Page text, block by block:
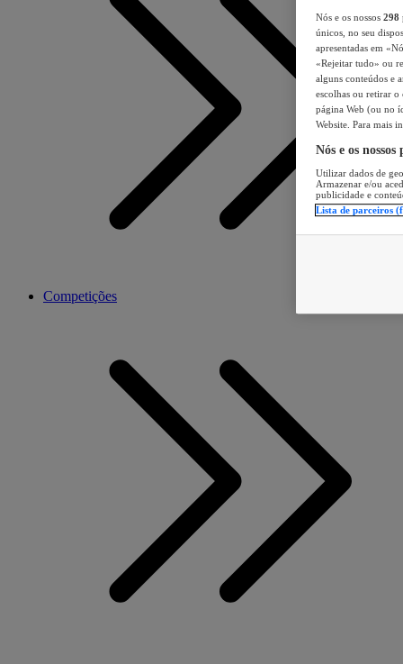
Competições
Nós e os nossos 298
únicos, no seu
apresentadas em
«Rejeitar tudo» ou
alguns conteúdos e
escolhas ou retirar
página Web (ou no
Website. Para mais
Nós e os
Utilizar dados de
Armazenar e/ou
publicidade e
Lista de parceiros